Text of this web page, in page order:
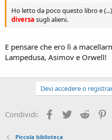
Ho letto da poco questo libro e
diversa sugli alieni.
E pensare che ero lì a
Lampedusa, Asimov e Orwell!
Devi accedere o
Condividi: Facebook
Twitter Reddit
Piccola biblioteca